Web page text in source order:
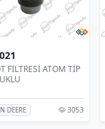
FİLTRESİ ATOM TİP
DEERE 3053